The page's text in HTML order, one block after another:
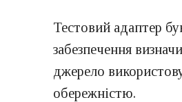
Тестовий адаптер
забезпечення
джерело
обережністю.